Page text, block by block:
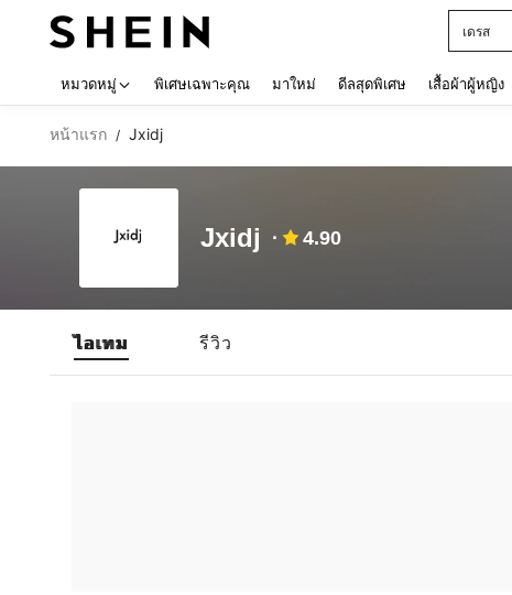
เดรส
หมวดหมู่ พิเศษเฉพาะคุณ มาใหม่ ดีลสุดพิเศษ เสื้อผ้าผู้หญิง
หน้าแรก / Jxidj
Jxidj 4.90
ไอเทม รีวิว